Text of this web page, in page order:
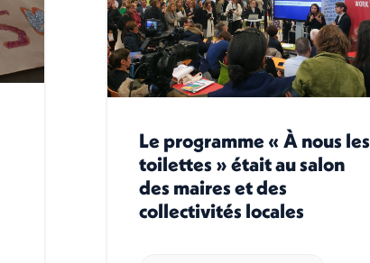
Le programme « À nous les
toilettes » était au salon
des maires et des
collectivités locales